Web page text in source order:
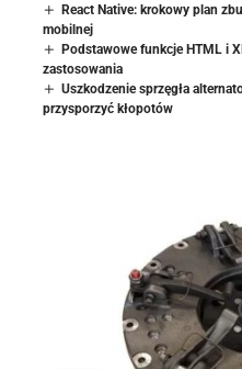
React Native: krokowy plan
mobilnej
Podstawowe funkcje HTML i
zastosowania
Uszkodzenie sprzęgła
przysporzyć kłopotów